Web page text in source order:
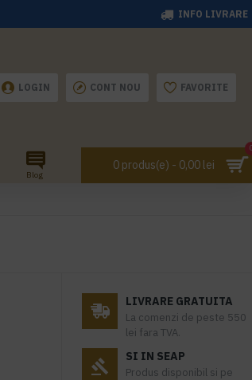
INFO LIVRARE
LOGIN CONT NOU FAVORITE
Blog
0 produs(e) - 0,00 lei
LIVRARE GRATUITA
La comenzi de peste 550
lei fara TVA.
SI IN SEAP
Produs disponibil si pe